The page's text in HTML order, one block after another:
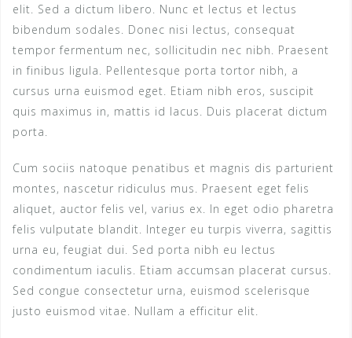
elit. Sed a dictum libero. Nunc et lectus et lectus
bibendum sodales. Donec nisi lectus, consequat
tempor fermentum nec, sollicitudin nec nibh. Praesent
in finibus ligula. Pellentesque porta tortor nibh, a
cursus urna euismod eget. Etiam nibh eros, suscipit
quis maximus in, mattis id lacus. Duis placerat dictum
porta.
Cum sociis natoque penatibus et magnis dis parturient
montes, nascetur ridiculus mus. Praesent eget felis
aliquet, auctor felis vel, varius ex. In eget odio pharetra
felis vulputate blandit. Integer eu turpis viverra, sagittis
urna eu, feugiat dui. Sed porta nibh eu lectus
condimentum iaculis. Etiam accumsan placerat cursus.
Sed congue consectetur urna, euismod scelerisque
justo euismod vitae. Nullam a efficitur elit.